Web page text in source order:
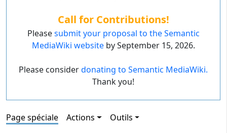
Call for Contributions!
Pleasesubmit your proposal to the Semantic
MediaWiki websiteby September 15, 2026.
Please considerdonating to Semantic MediaWiki.
Thank you!
Page spéciale Actions Outils